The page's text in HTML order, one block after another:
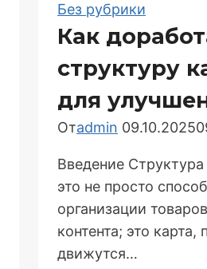
Без рубрики
Как
структуру
для
Отadmin 09.10.2025
Введение
это не просто способ
организации
контента; это карта,
движутся…